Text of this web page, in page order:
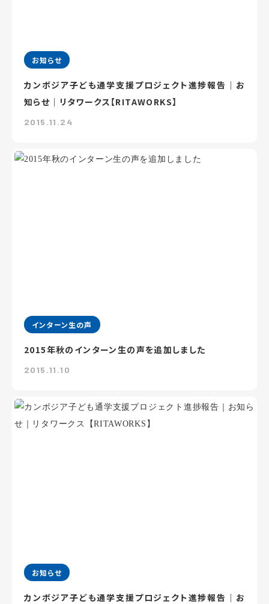
お知らせ
カンボジア子ども通学支援プロジェクト進捗報告｜お
知らせ｜リタワークス【RITAWORKS】
2015.11.24
インターン生の声
2015年秋のインターン生の声を追加しました
2015.11.10
お知らせ
カンボジア子ども通学支援プロジェクト進捗報告｜お